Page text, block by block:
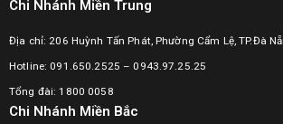
Chi Nhánh Miền Trung
Địa chỉ: 206 Huỳnh Tấn Phát, Phường Cẩm Lệ, TP.Đà
Hotline: 091.650.2525 – 0943.97.25.25
Tổng đài: 1800 0058
Chi Nhánh Miền Bắc